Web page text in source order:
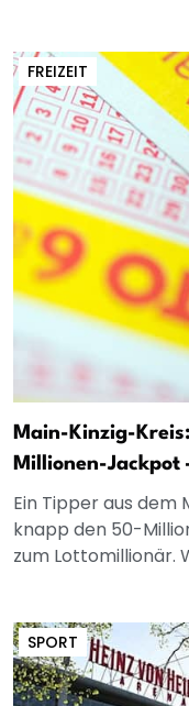
FREIZEIT
Main-Kinzig-
Millionen-Jackpot
Ein Tipper aus dem
knapp den 50-
zum Lottomillionär.
SPORT